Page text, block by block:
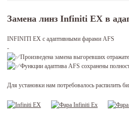
Замена линз Infiniti EX в
INFINITI EX с адаптивными фарами AFS
-
Произведена замена выгоревших
Функции адаптива AFS сохранены
Для установки нам потребовалось распилить